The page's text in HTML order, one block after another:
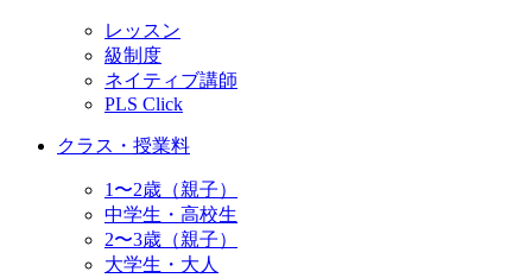
レッスン
級制度
ネイティブ講師
PLS Click
クラス・授業料
1〜2歳（親子）
中学生・高校生
2〜3歳（親子）
大学生・大人